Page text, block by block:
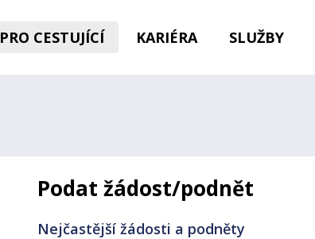
PRO CESTUJÍCÍ KARIÉRA SLUŽBY
Podat žádost/podnět
Nejčastější žádosti a podněty